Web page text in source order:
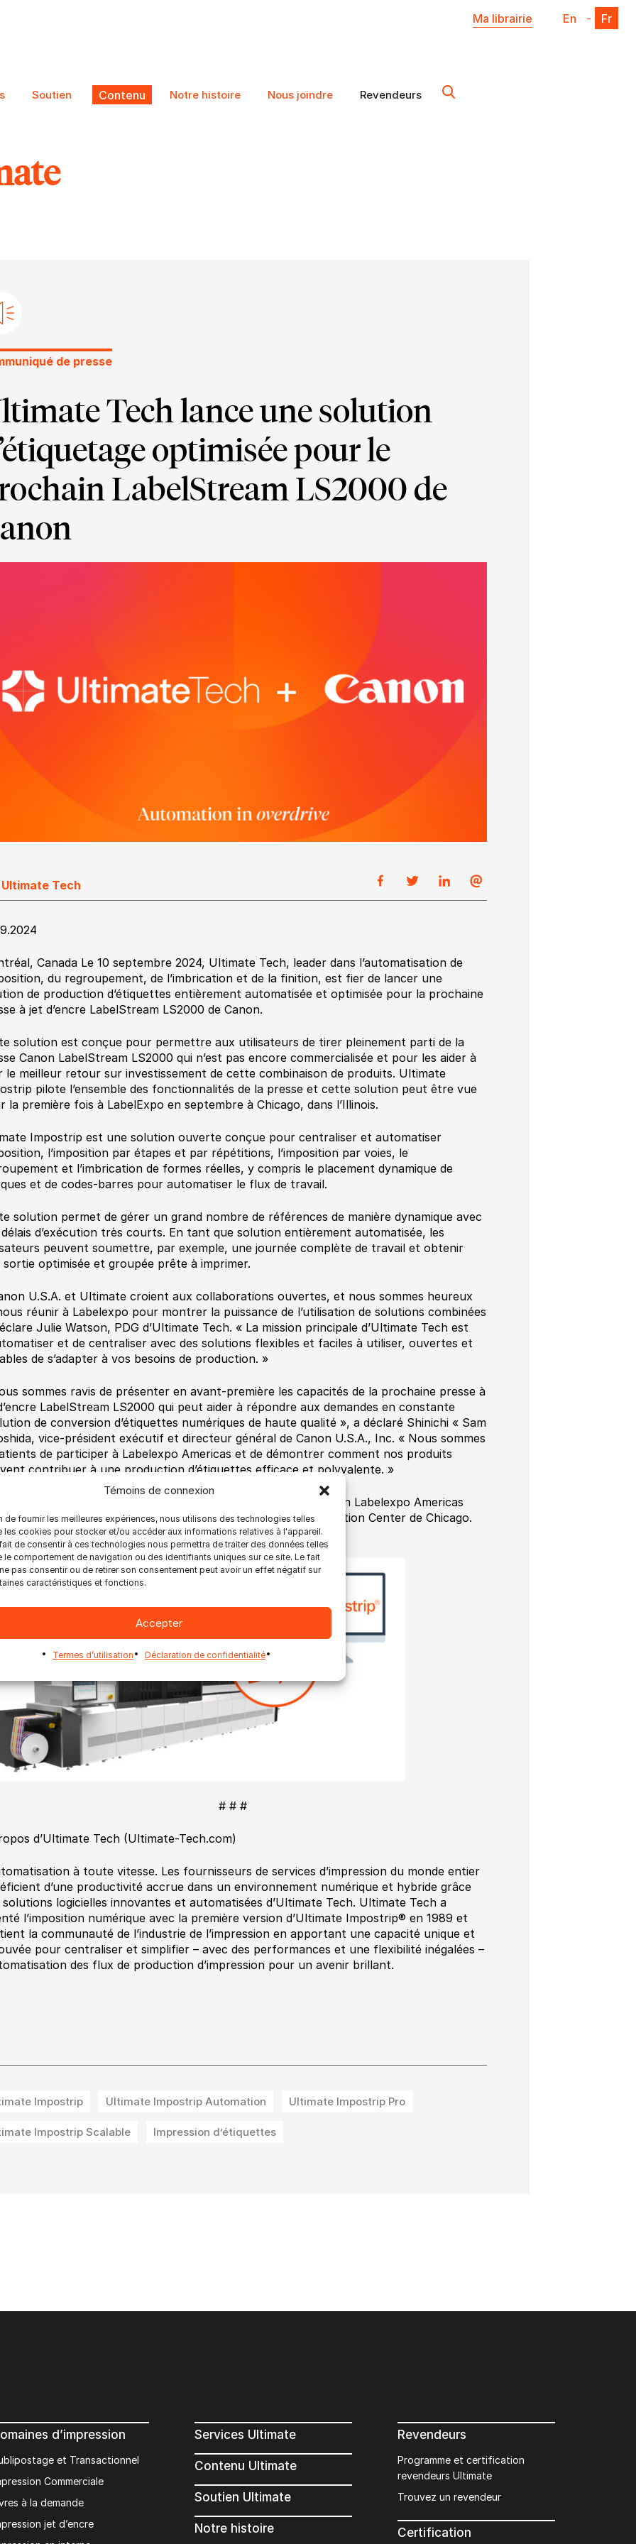
Témoins de connexion
de fournir les meilleures expériences, nous utilisons des technologies telles
les cookies pour stocker et/ou accéder aux informations relatives à l'appareil.
de consentir à ces technologies nous permettra de traiter des données telles
le comportement de navigation ou des identifiants uniques sur ce site. Le fait
pas consentir ou de retirer son consentement peut avoir un effet négatif sur
caractéristiques et fonctions.
Accepter
Termes d’utilisation Déclaration de confidentialité
Ma librairie En - Fr
Soutien Contenu Notre histoire Nous joindre Revendeurs
de presse
Tech lance une solution
optimisée pour le
LabelStream LS2000 de
Tech
Canada Le 10 septembre 2024, Ultimate Tech, leader dans l’automatisation de
du regroupement, de l’imbrication et de la finition, est fier de lancer une
de production d’étiquettes entièrement automatisée et optimisée pour la prochaine
à jet d’encre LabelStream LS2000 de Canon.
solution est conçue pour permettre aux utilisateurs de tirer pleinement parti de la
Canon LabelStream LS2000 qui n’est pas encore commercialisée et pour les aider à
le meilleur retour sur investissement de cette combinaison de produits. Ultimate
pilote l’ensemble des fonctionnalités de la presse et cette solution peut être vue
la première fois à LabelExpo en septembre à Chicago, dans l’Illinois.
Impostrip est une solution ouverte conçue pour centraliser et automatiser
l’imposition par étapes et par répétitions, l’imposition par voies, le
et l’imbrication de formes réelles, y compris le placement dynamique de
et de codes-barres pour automatiser le flux de travail.
solution permet de gérer un grand nombre de références de manière dynamique avec
délais d’exécution très courts. En tant que solution entièrement automatisée, les
peuvent soumettre, par exemple, une journée complète de travail et obtenir
sortie optimisée et groupée prête à imprimer.
U.S.A. et Ultimate croient aux collaborations ouvertes, et nous sommes heureux
réunir à Labelexpo pour montrer la puissance de l’utilisation de solutions combinées
Julie Watson, PDG d’Ultimate Tech. « La mission principale d’Ultimate Tech est
et de centraliser avec des solutions flexibles et faciles à utiliser, ouvertes et
de s’adapter à vos besoins de production. »
sommes ravis de présenter en avant-première les capacités de la prochaine presse à
LabelStream LS2000 qui peut aider à répondre aux demandes en constante
de conversion d’étiquettes numériques de haute qualité », a déclaré Shinichi « Sam
vice-président exécutif et directeur général de Canon U.S.A., Inc. « Nous sommes
de participer à Labelexpo Americas et de démontrer comment nos produits
contribuer à une production d’étiquettes efficace et polyvalente. »
solution sera visible sur le stand Ultimate Tech 5204 au salon Labelexpo Americas
du 10 au 12 septembre 2024, au Donald E. Stephens Convention Center de Chicago.
plus d’informations : www.ultimate-tech.com
# # #
d’Ultimate Tech (Ultimate-Tech.com)
à toute vitesse. Les fournisseurs de services d’impression du monde entier
d’une productivité accrue dans un environnement numérique et hybride grâce
logicielles innovantes et automatisées d’Ultimate Tech. Ultimate Tech a
l’imposition numérique avec la première version d’Ultimate Impostrip® en 1989 et
la communauté de l’industrie de l’impression en apportant une capacité unique et
pour centraliser et simplifier – avec des performances et une flexibilité inégalées –
des flux de production d’impression pour un avenir brillant.
Impostrip Ultimate Impostrip Automation Ultimate Impostrip Pro
Impostrip Scalable Impression d’étiquettes
d’impression
et Transactionnel
Commerciale
à la demande
jet d’encre
Services Ultimate
Contenu Ultimate
Soutien Ultimate
Notre histoire
Revendeurs
Programme et certification
revendeurs Ultimate
Trouvez un revendeur
Certification